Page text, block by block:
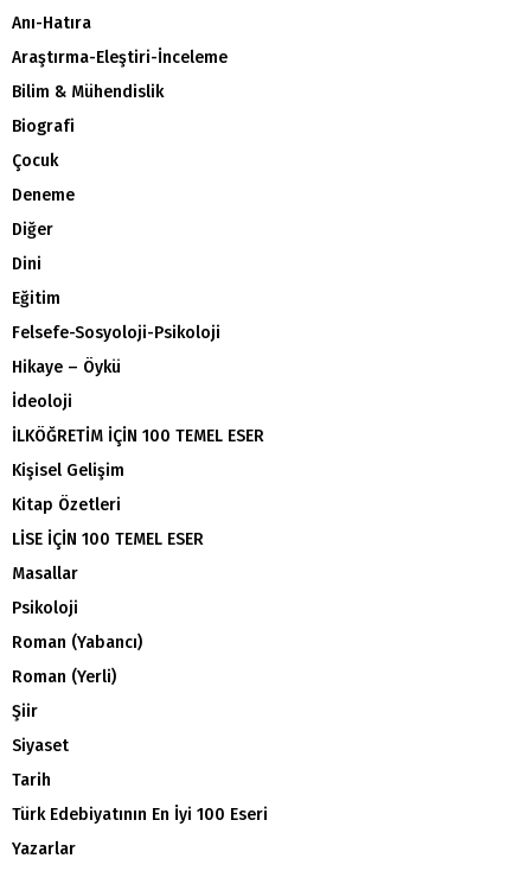
Anı-Hatıra
Araştırma-Eleştiri-İnceleme
Bilim & Mühendislik
Biografi
Çocuk
Deneme
Diğer
Dini
Eğitim
Felsefe-Sosyoloji-Psikoloji
Hikaye – Öykü
İdeoloji
İLKÖĞRETİM İÇİN 100 TEMEL ESER
Kişisel Gelişim
Kitap Özetleri
LİSE İÇİN 100 TEMEL ESER
Masallar
Psikoloji
Roman (Yabancı)
Roman (Yerli)
Şiir
Siyaset
Tarih
Türk Edebiyatının En İyi 100 Eseri
Yazarlar